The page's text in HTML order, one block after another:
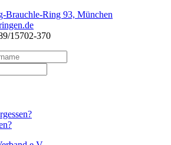
Brauchle-Ring 93, München
15702-370